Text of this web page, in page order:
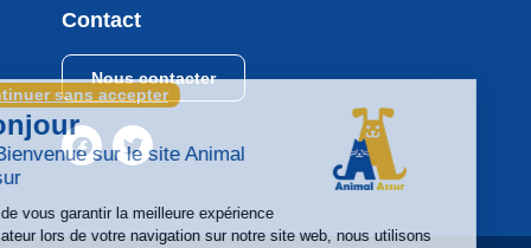
Contact
Nous contacter
Continuer sans accepter
Bonjour
Et Bienvenue sur le site Animal
Afin de vous garantir la meilleure expérience
utilisateur lors de votre navigation sur notre site web, nous utilisons